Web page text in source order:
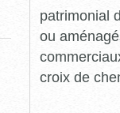
patrimonial
ou
croix de